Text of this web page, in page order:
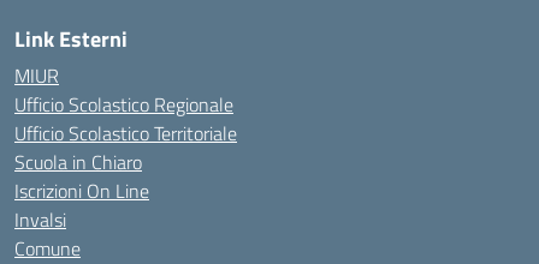
Link Esterni
MIUR
Ufficio Scolastico Regionale
Ufficio Scolastico Territoriale
Scuola in Chiaro
Iscrizioni On Line
Invalsi
Comune